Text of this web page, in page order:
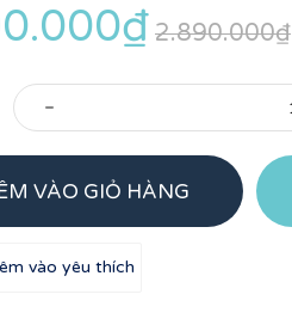
2.890.000₫
-
VÀO GIỎ HÀNG
vào yêu thích